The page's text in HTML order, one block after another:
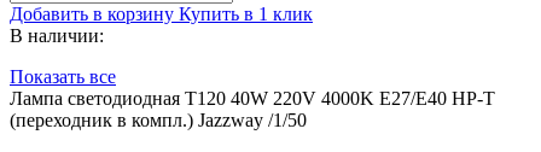
Добавить в корзину Купить в 1 клик
В наличии:
Показать все
Лампа светодиодная T120 40W 220V 4000K E27/E40 HP-T
(переходник в компл.) Jazzway /1/50